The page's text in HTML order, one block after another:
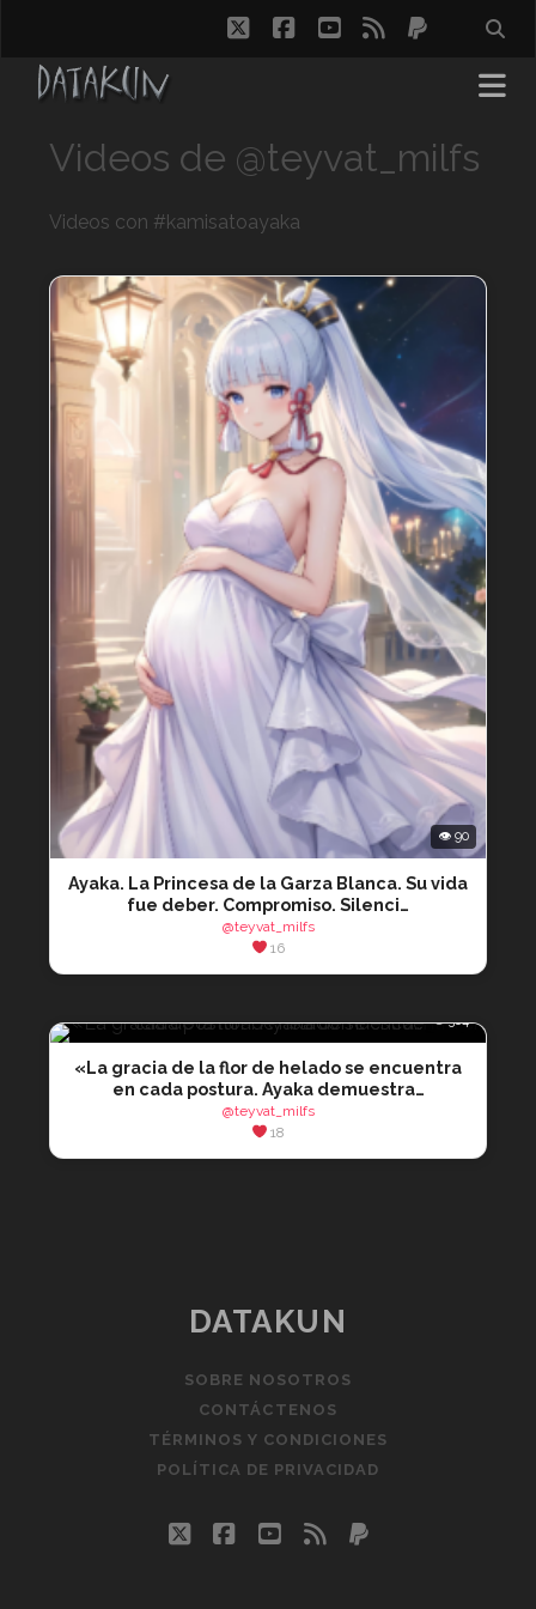
twitterfacebook
youtube
rss paypal
Videos de @teyvat_milfs
Videos con #kamisatoayaka
👁 90
Ayaka. La Princesa de la Garza Blanca. Su vida
fue deber. Compromiso. Silenci…
@teyvat_milfs
16
👁 364
«La gracia de la flor de helado se encuentra
en cada postura. Ayaka demuestra…
@teyvat_milfs
18
DATAKUN
SOBRE NOSOTROS
CONTÁCTENOS
TÉRMINOS Y CONDICIONES
POLÍTICA DE PRIVACIDAD
twitterfacebook
youtube
rss paypal